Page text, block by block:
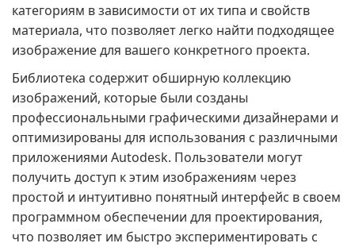
категориям в зависимости от их типа и свойств
материала, что позволяет легко найти подходящее
изображение для вашего конкретного проекта.
Библиотека содержит обширную коллекцию
изображений, которые были созданы
профессиональными графическими дизайнерами и
оптимизированы для использования с различными
приложениями Autodesk. Пользователи могут
получить доступ к этим изображениям через
простой и интуитивно понятный интерфейс в своем
программном обеспечении для проектирования,
что позволяет им быстро экспериментировать с